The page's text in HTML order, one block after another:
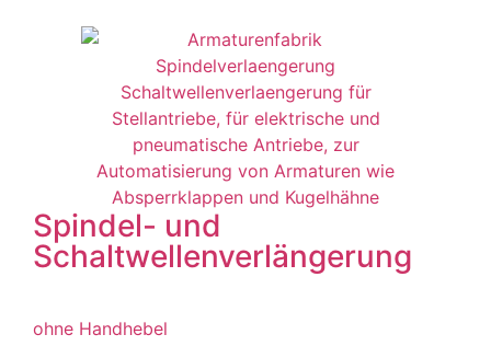
Spindel- und
Schaltwellenverlängerung
ohne Handhebel